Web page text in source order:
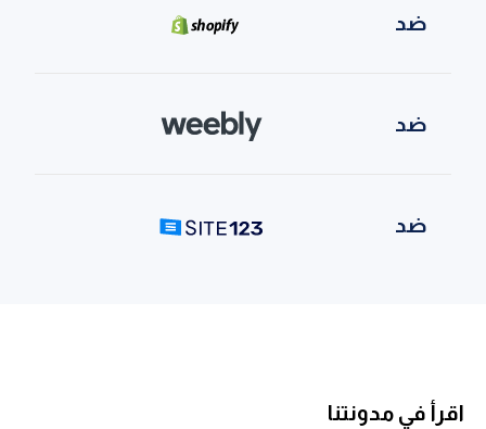
ضد
ضد
ضد
اقرأ في مدونتنا